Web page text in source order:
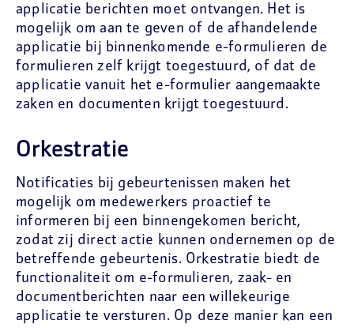
applicatie berichten moet ontvangen. Het is
mogelijk om aan te geven of de afhandelende
applicatie bij binnenkomende e-formulieren de
formulieren zelf krijgt toegestuurd, of dat de
applicatie vanuit het e-formulier aangemaakte
zaken en documenten krijgt toegestuurd.
Orkestratie
Notificaties bij gebeurtenissen maken het
mogelijk om medewerkers proactief te
informeren bij een binnengekomen bericht,
zodat zij direct actie kunnen ondernemen op de
betreffende gebeurtenis. Orkestratie biedt de
functionaliteit om e-formulieren, zaak- en
documentberichten naar een willekeurige
applicatie te versturen. Op deze manier kan een